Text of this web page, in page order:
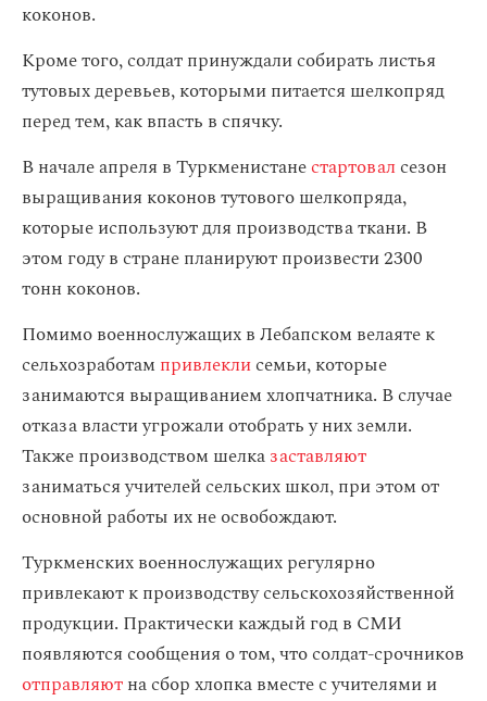
коконов.
Кроме того, солдат принуждали собирать листья
тутовых деревьев, которыми питается шелкопряд
перед тем, как впасть в спячку.
В начале апреля в Туркменистанестартовалсезон
выращивания коконов тутового шелкопряда,
которые используют для производства ткани. В
этом году в стране планируют произвести 2300
тонн коконов.
Помимо военнослужащих в Лебапском велаяте к
сельхозработам привлеклисемьи, которые
занимаются выращиванием хлопчатника. В случае
отказа власти угрожали отобрать у них земли.
Также производством шелказаставляют
заниматься учителей сельских школ, при этом от
основной работы их не освобождают.
Туркменских военнослужащих регулярно
привлекают к производству сельскохозяйственной
продукции. Практически каждый год в СМИ
появляются сообщения о том, что солдат-срочников
отправляютна сбор хлопка вместе с учителями и